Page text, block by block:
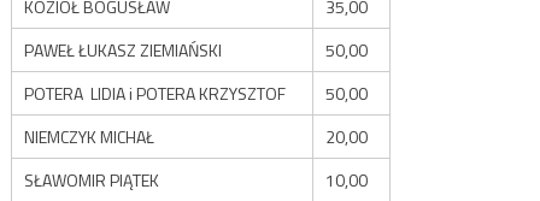
KOZIOŁ BOGUSŁAW
35,00
PAWEŁ ŁUKASZ ZIEMIAŃSKI
50,00
POTERA LIDIA i POTERA KRZYSZTOF
50,00
NIEMCZYK MICHAŁ
20,00
SŁAWOMIR PIĄTEK
10,00